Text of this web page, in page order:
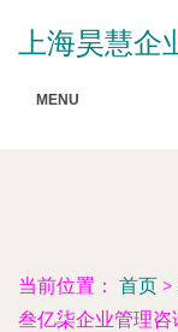
上海昊慧
MENU
当前位置： 首页 >
叁亿柒企业管理